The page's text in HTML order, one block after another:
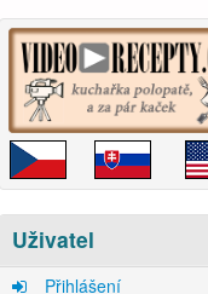
Uživatel
Přihlášení